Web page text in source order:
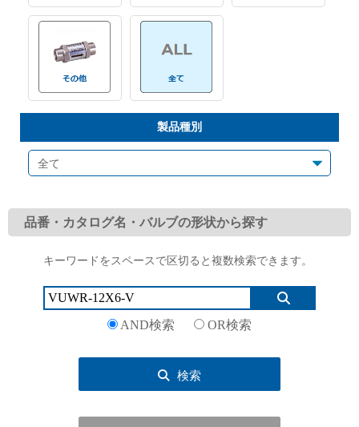
ログイン
会社情報
Corporate Blog
採用情報
お問い合わせ
製品種別
品番・カタログ名・バルブの形状から探す
キーワードをスペースで区切ると複数検索できます。
AND検索 OR検索
検索